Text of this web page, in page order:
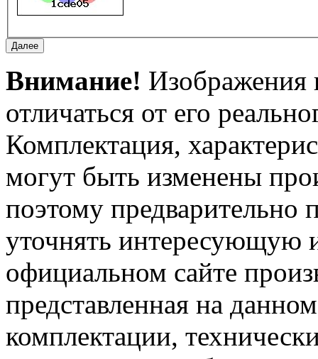
Внимание! Изображения
отличаться от его
Комплектация,
могут быть изменены
поэтому предварительно
уточнять интересующую
официальном сайте
представленная на
комплектации,